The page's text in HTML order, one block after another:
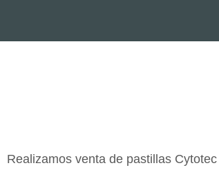
Realizamos venta de pastillas